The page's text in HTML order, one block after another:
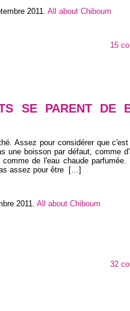
2011. All about Chiboum
15
SE PARENT DE
Assez pour considérer que
une boisson par défaut, comme
de l'eau chaude
assez pour être
[…]
2011
All about Chiboum
32